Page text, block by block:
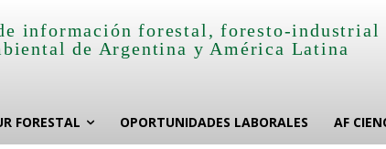
información forestal, foresto-industrial
de Argentina y América Latina
FORESTAL OPORTUNIDADES LABORALES AF